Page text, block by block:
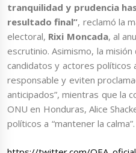
tranquilidad y prudencia
resultado final”, reclamó la
electoral, Rixi Moncada, al
escrutinio. Asimismo, la
candidatos y actores políticos
responsable y eviten
anticipados”, mientras que la
ONU en Honduras, Alice
políticos a “mantener la calma”.